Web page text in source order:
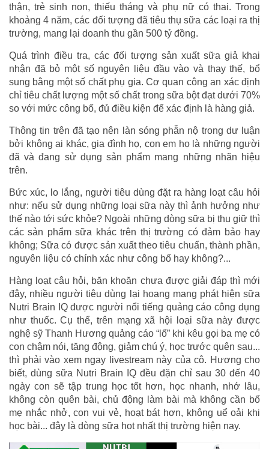
thận, trẻ sinh non, thiếu tháng và phụ nữ có thai. Trong
khoảng 4 năm, các đối tượng đã tiêu thụ sữa các loại ra thị
trường, mang lại doanh thu gần 500 tỷ đồng.
Quá trình điều tra, các đối tượng sản xuất sữa giả khai
nhận đã bỏ một số nguyên liệu đầu vào và thay thế, bổ
sung bằng một số chất phụ gia. Cơ quan công an xác định
chỉ tiêu chất lượng một số chất trong sữa bột đạt dưới 70%
so với mức công bố, đủ điều kiện để xác định là hàng giả.
Thông tin trên đã tạo nên làn sóng phẫn nộ trong dư luận
bởi không ai khác, gia đình họ, con em họ là những người
đã và đang sử dụng sản phẩm mang những nhãn hiệu
trên.
Bức xúc, lo lắng, người tiêu dùng đặt ra hàng loạt câu hỏi
như: nếu sử dụng những loại sữa này thì ảnh hưởng như
thế nào tới sức khỏe? Ngoài những dòng sữa bị thu giữ thì
các sản phẩm sữa khác trên thị trường có đảm bảo hay
không; Sữa có được sản xuất theo tiêu chuẩn, thành phần,
nguyên liệu có chính xác như công bố hay không?...
Hàng loạt câu hỏi, băn khoăn chưa được giải đáp thì mới
đây, nhiều người tiêu dùng lại hoang mang phát hiện sữa
Nutri Brain IQ được người nổi tiếng quảng cáo công dụng
như thuốc. Cụ thể, trên mạng xã hội loại sữa này được
nghệ sỹ Thanh Hương quảng cáo “lố” khi kêu gọi ba mẹ có
con chậm nói, tăng động, giảm chú ý, học trước quên sau...
thì phải vào xem ngay livestream này của cô. Hương cho
biết, dùng sữa Nutri Brain IQ đều đặn chỉ sau 30 đến 40
ngày con sẽ tập trung học tốt hơn, học nhanh, nhớ lâu,
không còn quên bài, chủ động làm bài mà không cần bố
mẹ nhắc nhở, con vui vẻ, hoạt bát hơn, không uể oải khi
học bài... đây là dòng sữa hot nhất thị trường hiện nay.